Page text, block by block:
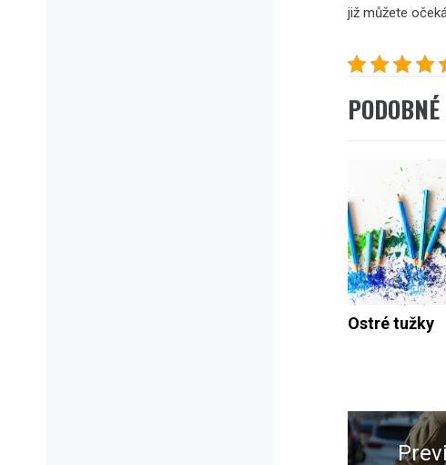
již můžete
Ostré tužky
Navigace
pro